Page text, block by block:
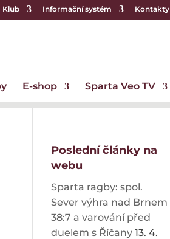
Klub Informační systém Kontakty
E-shop Sparta Veo TV
Poslední články na
webu
Sparta ragby: spol.
Sever výhra nad Brnem
38:7 a varování před
duelem s Říčany 13. 4.